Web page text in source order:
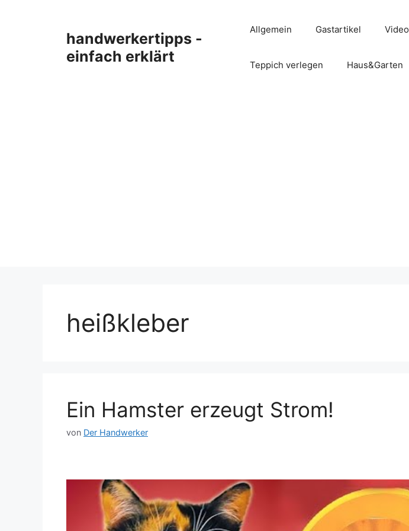
handwerkertipps -
einfach erklärt
Allgemein Gastartikel Video
Teppich verlegen Haus&Garten
heißkleber
Ein Hamster erzeugt Strom!
von Der Handwerker
Dieses Video auf YouTube ansehen